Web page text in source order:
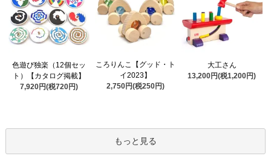
色遊び独楽（12個セッ
ト）【カタログ掲載】
7,920円(税720円)
ころりんこ【グッド・ト
イ2023】
2,750円(税250円)
大工さん
13,200円(税1,200円)
もっと見る